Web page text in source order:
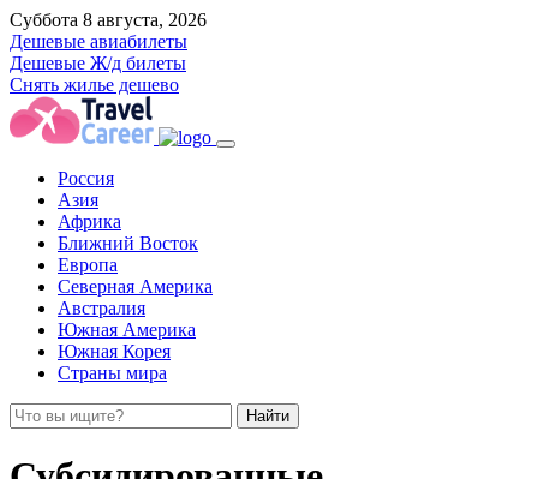
Суббота 8 августа, 2026
Дешевые авиабилеты
Дешевые Ж/д билеты
Снять жилье дешево
Россия
Азия
Африка
Ближний Восток
Европа
Северная Америка
Австралия
Южная Америка
Южная Корея
Страны мира
Найти